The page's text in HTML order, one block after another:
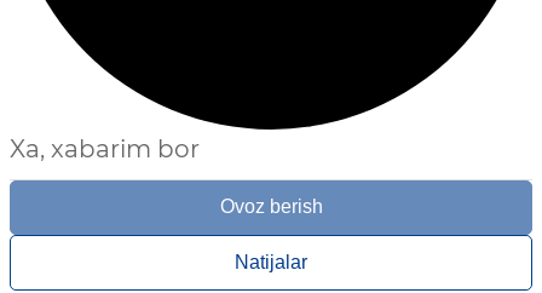
Xa, xabarim bor
Ovoz berish
Natijalar